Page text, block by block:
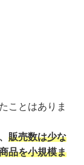
ことはありま
販売数は少な
品を小規模ま